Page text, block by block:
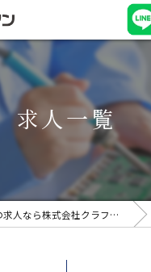
求人一覧
住み込みの仕事の求人なら株式会社クラフトマン